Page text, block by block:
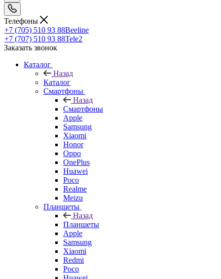
Телефоны
+7 (705) 510 93 88Beeline
+7 (707) 510 93 88Tele2
Заказать звонок
Каталог
Назад
Каталог
Смартфоны
Назад
Смартфоны
Apple
Samsung
Xiaomi
Honor
Oppo
OnePlus
Huawei
Poco
Realme
Meizu
Планшеты
Назад
Планшеты
Apple
Samsung
Xiaomi
Redmi
Poco